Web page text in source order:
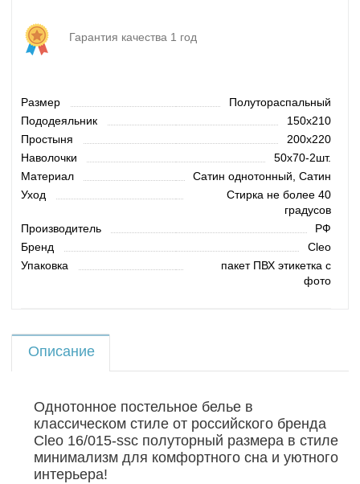
Гарантия качества 1 год
Размер
Полутораспальный
Пододеяльник
150х210
Простыня
200х220
Наволочки
50х70-2шт.
Материал
Сатин однотонный, Сатин
Уход
Стирка не более 40
градусов
Производитель
РФ
Бренд
Cleo
Упаковка
пакет ПВХ этикетка с
фото
Описание
Однотонное постельное белье в
классическом стиле от российского бренда
Cleo 16/015-ssc полуторный размера в стиле
минимализм для комфортного сна и уютного
интерьера!